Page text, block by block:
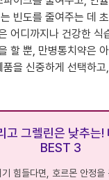
빈도를 줄여주는 데
어디까지나 건강한 식
할 뿐, 만병통치약은
을 신중하게 선택하고
고 그렐린은 낮추는!
BEST 3
힘들다면, 호르몬 안정을